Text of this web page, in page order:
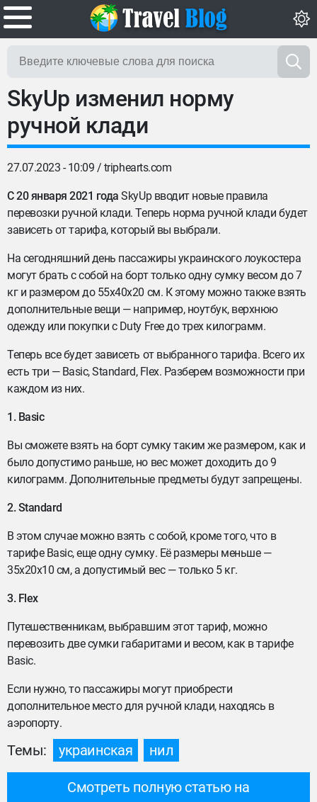
SkyUp изменил норму
ручной клади
27.07.2023 - 10:09 / triphearts.com
С 20 января 2021 года SkyUp вводит новые правила
перевозки ручной клади. Теперь норма ручной клади будет
зависеть от тарифа, который вы выбрали.
На сегодняшний день пассажиры украинского лоукостера
могут брать с собой на борт только одну сумку весом до 7
кг и размером до 55х40х20 см. К этому можно также взять
дополнительные вещи — например, ноутбук, верхнюю
одежду или покупки с Duty Free до трех килограмм.
Теперь все будет зависеть от выбранного тарифа. Всего их
есть три — Basic, Standard, Flex. Разберем возможности при
каждом из них.
1. Basic
Вы сможете взять на борт сумку таким же размером, как и
было допустимо раньше, но вес может доходить до 9
килограмм. Дополнительные предметы будут запрещены.
2. Standard
В этом случае можно взять с собой, кроме того, что в
тарифе Basic, еще одну сумку. Её размеры меньше —
35х20х10 см, а допустимый вес — только 5 кг.
3. Flex
Путешественникам, выбравшим этот тариф, можно
перевозить две сумки габаритами и весом, как в тарифе
Basic.
Если нужно, то пассажиры могут приобрести
дополнительное место для ручной клади, находясь в
аэропорту.
Темы: украинская нил
Смотреть полную статью на